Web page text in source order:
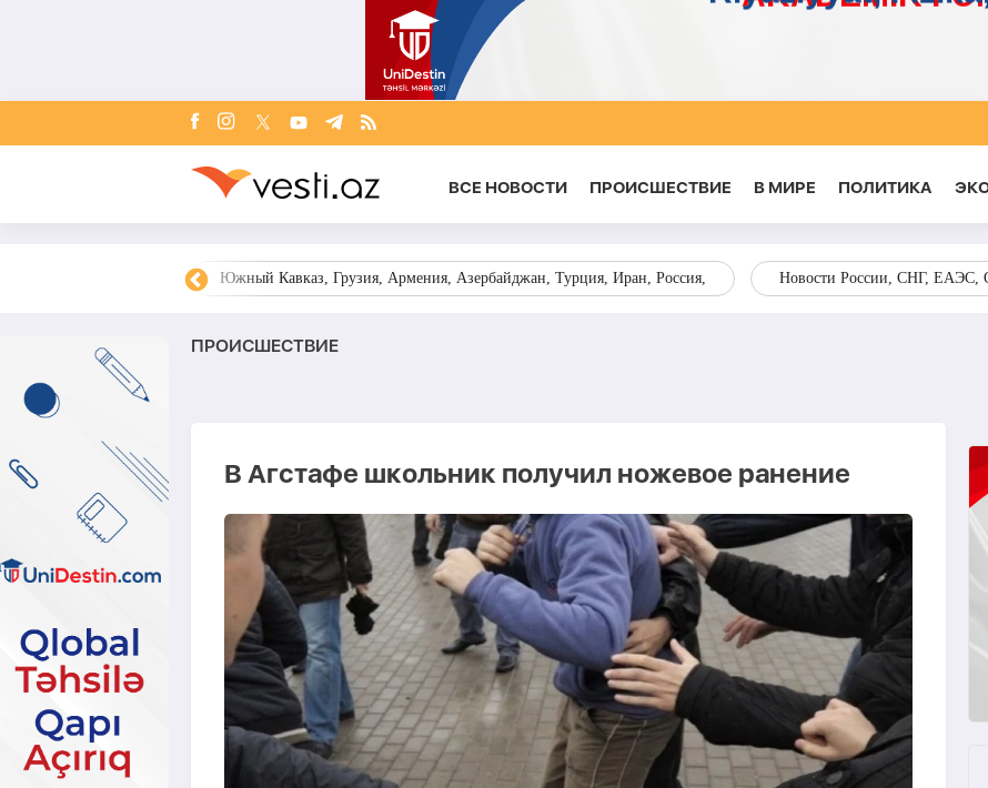
ВСЕ НОВОСТИ ПРОИСШЕСТВИЕ В МИРЕ ПОЛИТИКА
Южный Кавказ, Грузия, Армения, Азербайджан, Турция, Иран, Россия, Новости России, СНГ, ЕАЭС,
ПРОИСШЕСТВИЕ
В Агстафе школьник получил ножевое ранение